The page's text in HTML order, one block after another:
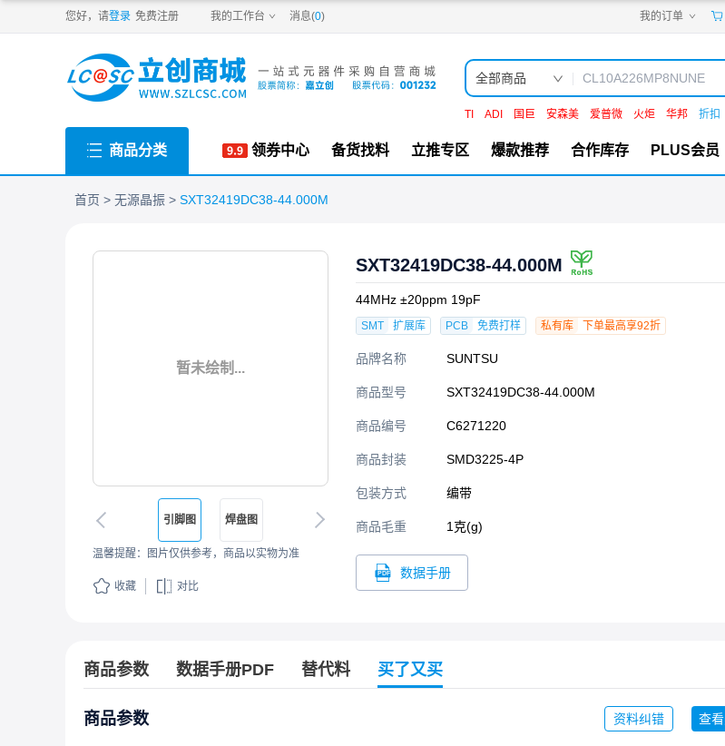
您好，请登录 免费注册 我的工作台 消息(0) 我的订单
嘉立创PCB
嘉立创FA
机电工坊
全部商品
TI ADI 国巨 安森美 爱普微 火炬 华邦 折扣
商品分类 领券中心 备货找料 立推专区 爆款推荐 合作库存 PLUS会员
首页 无源晶振 SXT32419DC38-44.000M
暂未绘制...
引脚图 焊盘图
温馨提醒：图片仅供参考，商品以实物为准
收藏 对比
SXT32419DC38-44.000M
44MHz ±20ppm 19pF
SMT 扩展库 PCB 免费打样 私有库 下单最高享92折
品牌名称 SUNTSU
商品型号 SXT32419DC38-44.000M
商品编号 C6271220
商品封装 SMD3225-4P​
包装方式 编带
商品毛重 1克(g)
数据手册
商品参数 数据手册PDF 替代料 买了又买
商品参数 资料纠错 查